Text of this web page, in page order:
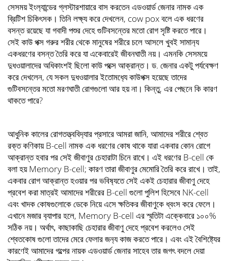
সেসময় ইংল‍্যান্ডের গ্লস্টারশায়ারে বাস করতেন এডওয়ার্ড জেনার নামক এক
ব্রিটিশ চিকিৎসক। তিনি লক্ষ‍্য করে দেখলেন, cow pox বলে এক ধরণের
বসন্ত রয়েছে যা গবাদী পশুর দেহে গুটিবসন্তের মতো রোগ সৃষ্টি করতে পারে।
সেই কাউ পক্স গরুর শরীর থেকে মানুষের শরীরে চলে আসলে খুবই সামান‍্য
একধরণের বসন্ত তৈরি করে যা একেবারেই জীবনঘাতী নয়। এমনকি সেসময়ে
দুধওয়ালাদের অধিকাংশই ছিলো কাউ পক্সে আক্রান্ত। ড. জেনার একটু পর্যবেক্ষণ
করে দেখলেন, যে সকল দুধওয়ালার ইতোমধ‍্যে কাউপক্স হয়েছে তাদের
গুটিবসন্তের মতো মরণঘাতী রোগগুলো আর হয় না। কিন্তু, এর পেছনে কি কারণ
থাকতে পারে?
আধুনিক কালের রোগতত্ত্ববিদ‍্যার প্রসারে আমরা জানি, আমাদের শরীরে শ্বেত
রক্ত কণিকায় B-cell নামক এক ধরণের কোষ থাকে যারা একবার কোন রোগে
আক্রান্ত হবার পর সেই জীবাণুর চেহারাটা চিনে রাখে। এই ধরণের B-cell কে
বলা হয় Memory B-cell; কারণ তারা জীবাণুর মেমোরি তৈরি করে রাখে। তাই,
একবার রোগ আক্রান্ত হওয়ার পর ভবিষ‍্যতে সেই একই চেহারার জীবাণু দেহে
প্রবেশ করা মাত্রই আমাদের শরীরের B-cell গুলো পুলিশ হিসেবে NK-cell
এবং খাদক কোষগুলোকে ডেকে নিয়ে এসে ক্ষতিকর জীবাণুকে ধ্বংস করে ফেলে।
এখানে মজার ব‍্যাপার হলে, Memory B-cell এর স্মৃতিটা এক্কেবারে ১০০%
সঠিক নয়। অর্থাৎ, কাছাকাছি চেহারার জীবাণু দেহে প্রবেশ করলেও সেই
শ্বেতকোষ গুলো তাদের মেরে ফেলার জন‍্য কাজ করতে পারে। এবং এই বৈশিষ্ট‍্যের
কারণেই আমাদের গল্পের নায়ক এডওয়ার্ড জেনার সাহেব তার জগৎ বদলে দেয়া